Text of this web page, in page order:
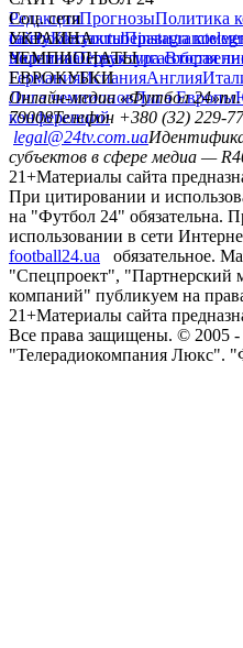
РедакцияПрогнозыПолитика
сайтуКонтактыПравила
политикаСтруктура
Соц. сети
facebookxyoutubeinstagram
УКРАИНА
УкраинаПервая лигаВторая
ЧЕМПИОНАТЫ
ГерманияИспанияАнглия
ЕВРОКУБКИ
Лига чемпионовЛига Европы
конференций
Онлайн-медиа «Футбол 24»
79008Телефон +380 (32) 229-
legal@24tv.com.ua
субъектов в сфере медиа —
21+Материалы сайта
При цитировании и
на "Футбол 24" обязательна.
использовании в сети
football24.ua
обязательное.
"Спецпроект", "Партнерский
компаний" публикуем на
21+Материалы сайта
Все права защищены. © 2005 -
"Телерадиокомпания Люкс".